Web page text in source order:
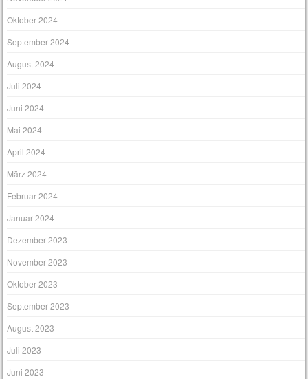
Oktober 2024
September 2024
August 2024
Juli 2024
Juni 2024
Mai 2024
April 2024
März 2024
Februar 2024
Januar 2024
Dezember 2023
November 2023
Oktober 2023
September 2023
August 2023
Juli 2023
Juni 2023